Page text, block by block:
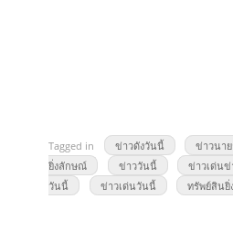
Tagged in ข่าวดังวันนี้ ข่าวนา
ยิ่งลักษณ์
ข่าววันนี้ ข่าวเด่นข่
วันนี้
ข่าวเด่นวันนี้ ทรัพย์สิน